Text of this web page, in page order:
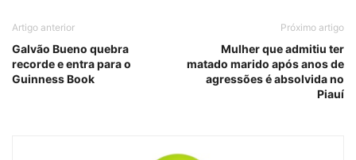
Artigo anterior
Galvão Bueno quebra
recorde e entra para o
Guinness Book
Próximo artigo
Mulher que admitiu ter
matado marido após anos de
agressões é absolvida no
Piauí